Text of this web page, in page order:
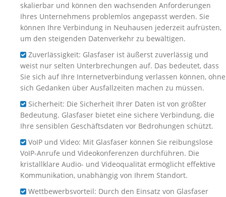
skalierbar und können den wachsenden Anforderungen
Ihres Unternehmens problemlos angepasst werden. Sie
können Ihre Verbindung in Neuhausen jederzeit aufrüsten,
um den steigenden Datenverkehr zu bewältigen.
Zuverlässigkeit: Glasfaser ist äußerst zuverlässig und
weist nur selten Unterbrechungen auf. Das bedeutet, dass
Sie sich auf Ihre Internetverbindung verlassen können, ohne
sich Gedanken über Ausfallzeiten machen zu müssen.
Sicherheit: Die Sicherheit Ihrer Daten ist von größter
Bedeutung. Glasfaser bietet eine sichere Verbindung, die
Ihre sensiblen Geschäftsdaten vor Bedrohungen schützt.
VoIP und Video: Mit Glasfaser können Sie reibungslose
VoIP-Anrufe und Videokonferenzen durchführen. Die
kristallklare Audio- und Videoqualität ermöglicht effektive
Kommunikation, unabhängig von Ihrem Standort.
Wettbewerbsvorteil: Durch den Einsatz von Glasfaser